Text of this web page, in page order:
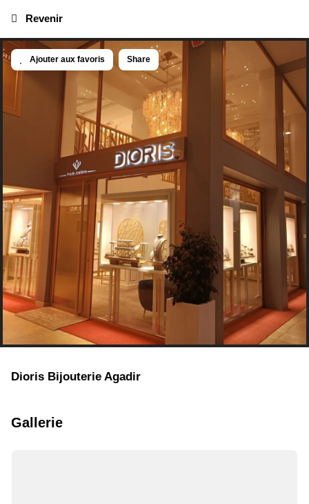
Ajouter aux favoris Share
Dioris Bijouterie Agadir
Gallerie
Revenir